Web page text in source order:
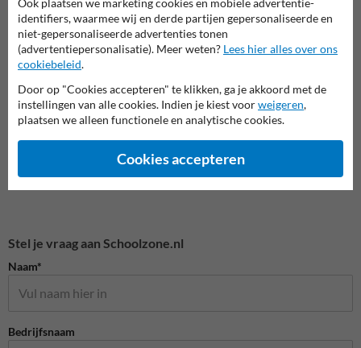
Lesborden
Beachflags
Stel je vraag aan Schoolzone.nl
Naam*
Bedrijfsnaam
Ook plaatsen we marketing cookies en mobiele advertentie-
identifiers, waarmee wij en derde partijen gepersonaliseerde en
niet-gepersonaliseerde advertenties tonen
(advertentiepersonalisatie). Meer weten? Lees hier alles over ons
cookiebeleid.
Door op "Cookies accepteren" te klikken, ga je akkoord met de
instellingen van alle cookies. Indien je kiest voorweigeren,
plaatsen we alleen functionele en analytische cookies.
Cookies accepteren